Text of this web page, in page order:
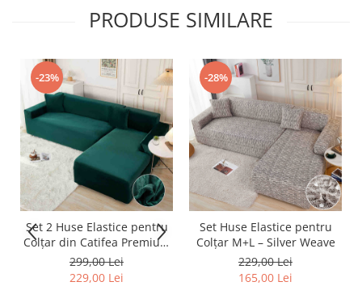
PRODUSE SIMILARE
-23%
Set 2 Huse Elastice pentru
Colțar din Catifea Premium
– M+L
299,00 Lei
229,00 Lei
-28%
Set Huse Elastice pentru
Colțar M+L – Silver Weave
229,00 Lei
165,00 Lei